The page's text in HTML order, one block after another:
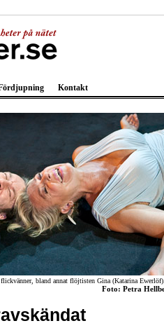
Kontakt
bland annat flöjtisten Gina (Katarina
Foto: Petra